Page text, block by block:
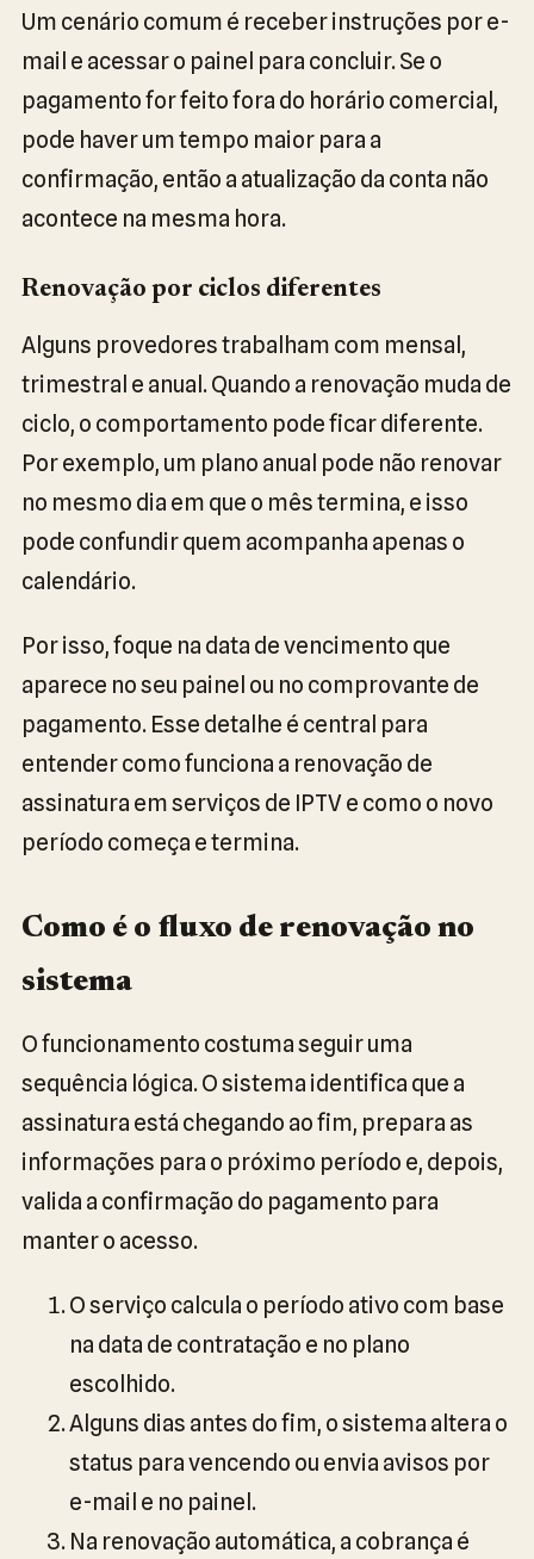
Um cenário comum é receber instruções por e-
mail e acessar o painel para concluir. Se o
pagamento for feito fora do horário comercial,
pode haver um tempo maior para a
confirmação, então a atualização da conta não
acontece na mesma hora.
Renovação por ciclos diferentes
Alguns provedores trabalham com mensal,
trimestral e anual. Quando a renovação muda de
ciclo, o comportamento pode ficar diferente.
Por exemplo, um plano anual pode não renovar
no mesmo dia em que o mês termina, e isso
pode confundir quem acompanha apenas o
calendário.
Por isso, foque na data de vencimento que
aparece no seu painel ou no comprovante de
pagamento. Esse detalhe é central para
entender como funciona a renovação de
assinatura em serviços de IPTV e como o novo
período começa e termina.
Como é o fluxo de renovação no
sistema
O funcionamento costuma seguir uma
sequência lógica. O sistema identifica que a
assinatura está chegando ao fim, prepara as
informações para o próximo período e, depois,
valida a confirmação do pagamento para
manter o acesso.
O serviço calcula o período ativo com base
na data de contratação e no plano
escolhido.
Alguns dias antes do fim, o sistema altera o
status para vencendo ou envia avisos por
e-mail e no painel.
Na renovação automática, a cobrança é